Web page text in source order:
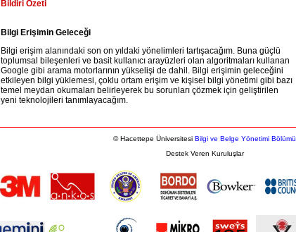
Bildiri Özeti
Bilgi Erişimin Geleceği
Bilgi erişim alanındaki son on yıldaki yönelimleri tartışacağım. Buna güçlü
toplumsal bileşenleri ve basit kullanıcı arayüzleri olan algoritmaları kullanan
Google gibi arama motorlarının yükselişi de dahil. Bilgi erişimin geleceğini
etkileyen bilgi yüklemesi, çoklu ortam erişim ve kişisel bilgi yönetimi gibi bazı
temel meydan okumaları belirleyerek bu sorunları çözmek için geliştirilen
yeni teknolojileri tanımlayacağım.
© Hacettepe Üniversitesi Bilgi ve Belge Yönetimi Bölümü
Destek Veren Kuruluşlar